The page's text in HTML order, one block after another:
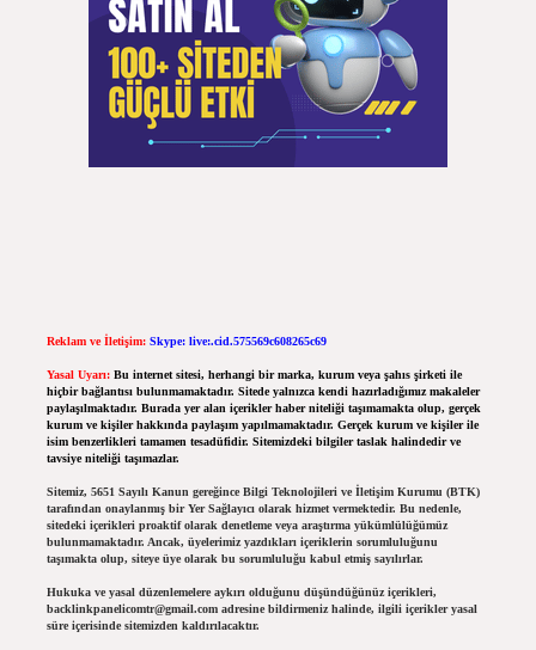
Reklam ve İletişim: Skype: live:.cid.575569c608265c69
Yasal Uyarı: Bu internet sitesi, herhangi bir marka, kurum veya şahıs şirketi ile
hiçbir bağlantısı bulunmamaktadır. Sitede yalnızca kendi hazırladığımız makaleler
paylaşılmaktadır. Burada yer alan içerikler haber niteliği taşımamakta olup, gerçek
kurum ve kişiler hakkında paylaşım yapılmamaktadır. Gerçek kurum ve kişiler ile
isim benzerlikleri tamamen tesadüfidir. Sitemizdeki bilgiler taslak halindedir ve
tavsiye niteliği taşımazlar.
Sitemiz, 5651 Sayılı Kanun gereğince Bilgi Teknolojileri ve İletişim Kurumu (BTK)
tarafından onaylanmış bir Yer Sağlayıcı olarak hizmet vermektedir. Bu nedenle,
sitedeki içerikleri proaktif olarak denetleme veya araştırma yükümlülüğümüz
bulunmamaktadır. Ancak, üyelerimiz yazdıkları içeriklerin sorumluluğunu
taşımakta olup, siteye üye olarak bu sorumluluğu kabul etmiş sayılırlar.
Hukuka ve yasal düzenlemelere aykırı olduğunu düşündüğünüz içerikleri,
backlinkpanelicomtr@gmail.comadresine bildirmeniz halinde, ilgili içerikler yasal
süre içerisinde sitemizden kaldırılacaktır.